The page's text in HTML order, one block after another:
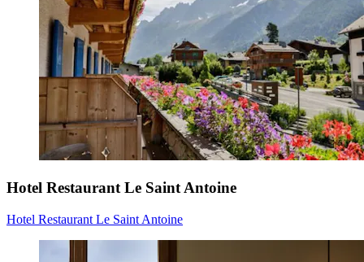
Hotel Restaurant Le Saint Antoine
Hotel Restaurant Le Saint Antoine